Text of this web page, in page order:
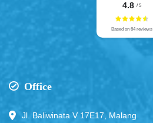
4.8 / 5
Based on 64 reviews
Office
Jl. Baliwinata V 17E17, Malang